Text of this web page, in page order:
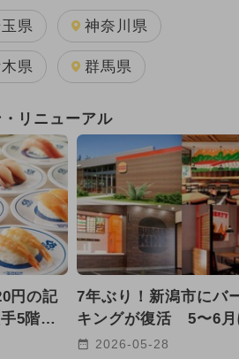
夏休み
ント
ント
ント
ント
ント
ント
ト
県 神奈川県
県 群馬県
リニューアル
円の記
5階に
司」
7年ぶり！新潟市にバ
キングが復活 5〜6月
て全国8店舗が続々オ
2026-05-28